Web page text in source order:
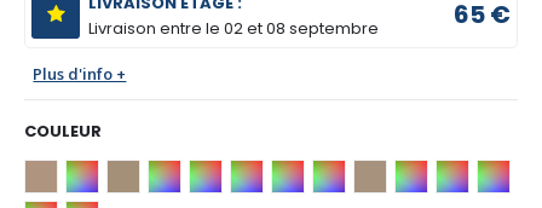
Livraison entre le02 et 08 septembre 65 €
Plus d'info +
COULEUR